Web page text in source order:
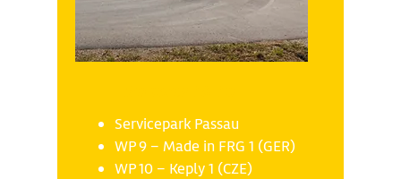
Servicepark Passau
WP 9 – Made in FRG 1 (GER)
WP 10 – Keply 1 (CZE)